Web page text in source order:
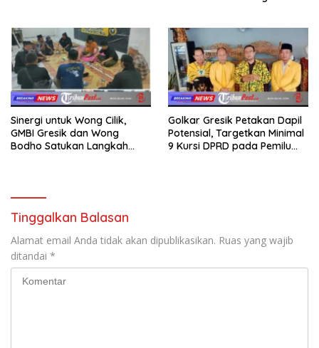
Sinergi untuk Wong Cilik,
GMBI Gresik dan Wong
Bodho Satukan Langkah
Golkar Gresik Petakan Dapil
Potensial, Targetkan Minimal
9 Kursi DPRD pada Pemilu
Tinggalkan Balasan
Alamat email Anda tidak akan dipublikasikan. Ruas yang wajib
ditandai *